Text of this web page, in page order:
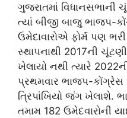
ગુજરાતમાં વિધાનસભાની
ત્યાં બીજી બાજુ ભાજપ-
ઉમેદાવારોએ ફોર્મ પણ
સ્થાપનાથી 2017ની
ખેલાયો નથી ત્યારે
પ્રથમવાર ભાજપ-
ત્રિપાંખિયો જંગ
તમામ 182 ઉમેદવારોની